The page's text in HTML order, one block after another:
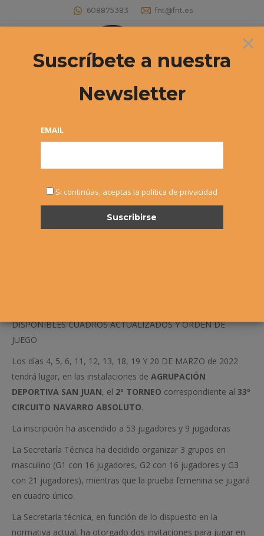
608875383 fnt@fnt.es
Buscar:
DISPONIBLES CUADROS ACTUALIZADOS Y ORDEN DE
JUEGO
Los días 4, 5, 6, 11, 12, 13, 18, 19 Y 20 DE MARZO de 2022
tendrá lugar, en las instalaciones de AGRUPACIÓN
DEPORTIVA SAN JUAN, el 2º TORNEO correspondiente al 33º
CIRCUITO NAVARRO ABSOLUTO.
La inscripción ha ascendido a 53 jugadores y 9 jugadoras
La Secretaría Técnica ha decidido organizar 3 grupos en
masculino (G1 con 16 jugadores, G2 con 16 jugadores y G3
con 21 jugadores), mientras que la prueba femenina se jugará
en cuadro único.
La Secretaría técnica, en función de lo dispuesto en la
normativa actual, ha otorgado dos invitaciones para jugar en
×
Suscríbete a nuestra
Newsletter
EMAIL
Si continúas, aceptas la política de privacidad